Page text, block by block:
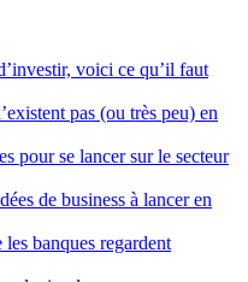
voici ce qu’il faut
pas (ou très peu) en
pour se lancer sur le secteur
de business à lancer en
banques regardent